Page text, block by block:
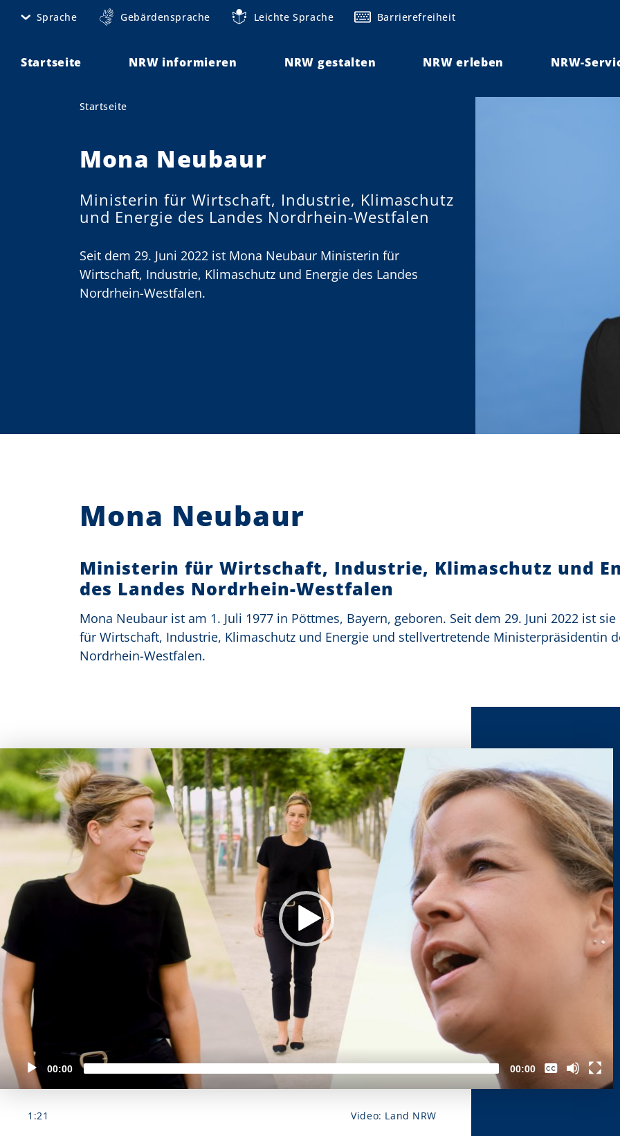
Sprache Gebärdensprache Leichte Sprache Barrierefreiheit
Startseite NRW informieren NRW gestalten NRW erleben NRW-
Sie sind hier:
Startseite
Mona Neubaur
Ministerin für Wirtschaft, Industrie, Klimaschutz
und Energie des Landes Nordrhein-Westfalen
Seit dem 29. Juni 2022 ist Mona Neubaur Ministerin für
Wirtschaft, Industrie, Klimaschutz und Energie des Landes
Nordrhein-Westfalen.
Mona Neubaur
Ministerin für Wirtschaft, Industrie, Klimaschutz und
des Landes Nordrhein-Westfalen
Mona Neubaur ist am 1. Juli 1977 in Pöttmes, Bayern, geboren. Seit dem 29. Juni 2022 ist
für Wirtschaft, Industrie, Klimaschutz und Energie und stellvertretende Ministerpräsidentin
Nordrhein-Westfalen.
Video-Player
00:00 00:00Keine
1:21 Video: Land NRW